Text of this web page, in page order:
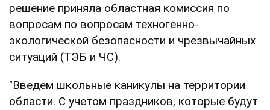
решение приняла областная комиссия по
вопросам по вопросам техногенно-
экологической безопасности и чрезвычайных
ситуаций (ТЭБ и ЧС).
"Введем школьные каникулы на территории
области. С учетом праздников, которые будут